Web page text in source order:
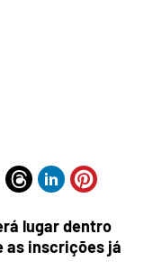
lugar dentro
as inscrições já